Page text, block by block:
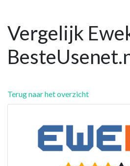
Vergelijk
Terug naar het overzicht